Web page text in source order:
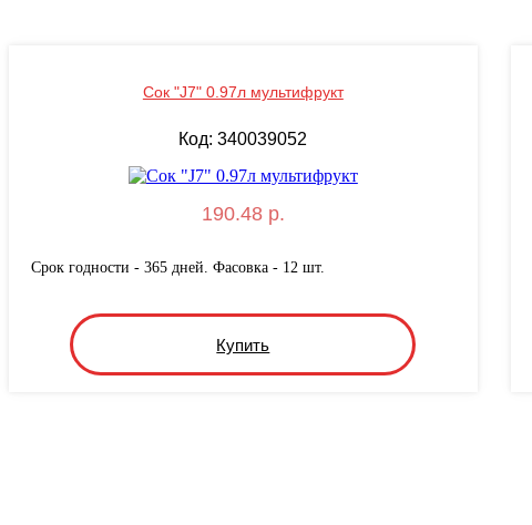
Сок "J7" 0.97л мультифрукт
Код: 340039052
190.48 р.
Срок годности - 365 дней. Фасовка - 12 шт.
Купить